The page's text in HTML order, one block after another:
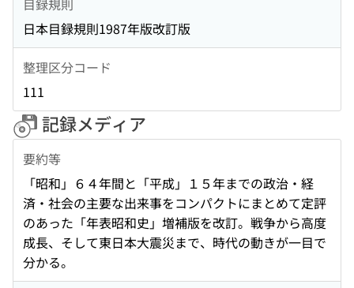
日本目録規則1987年版改訂版
整理区分コード
111
記録メディア
要約等
「昭和」６４年間と「平成」１５年までの政治・経
済・社会の主要な出来事をコンパクトにまとめて定評
のあった「年表昭和史」増補版を改訂。戦争から高度
成長、そして東日本大震災まで、時代の動きが一目で
分かる。